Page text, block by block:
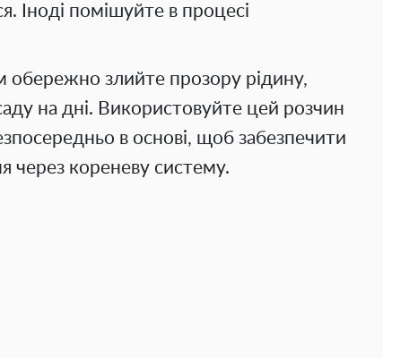
Іноді помішуйте в процесі
обережно злийте прозору рідину,
на дні. Використовуйте цей розчин
в основі, щоб забезпечити
через кореневу систему.